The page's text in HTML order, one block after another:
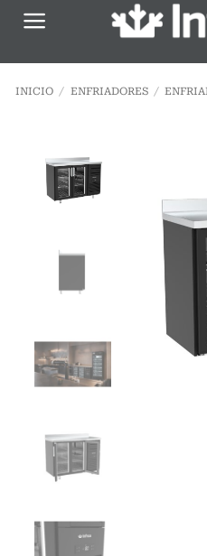
Saltar
INICIO / ENFRIADORES /